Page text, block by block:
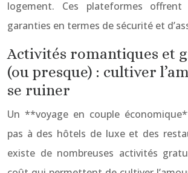
logement. Ces plateformes offrent
garanties en termes de sécurité et
Activités romantiques et
(ou presque) : cultiver
se ruiner
Un **voyage en couple
pas à des hôtels de luxe et des
existe de nombreuses activités